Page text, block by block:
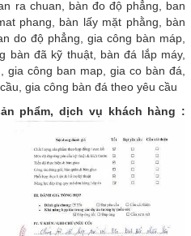
ra chuan, bàn đo độ phẳng, ban
phang, bàn lấy mặt phằng, bàn
do độ phẳng, gia công bàn máp,
bàn đã kỹ thuật, bàn đá lắp máy,
công ban map, gia co bàn đá,
gia công bàn đá theo yêu cầu
phẩm, dịch vụ khách hàng :